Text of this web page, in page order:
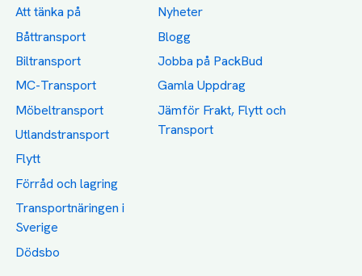
Att tänka på
Båttransport
Biltransport
MC-Transport
Möbeltransport
Utlandstransport
Flytt
Förråd och lagring
Transportnäringen i
Sverige
Dödsbo
Nyheter
Blogg
Jobba på PackBud
Gamla Uppdrag
Jämför Frakt, Flytt och
Transport